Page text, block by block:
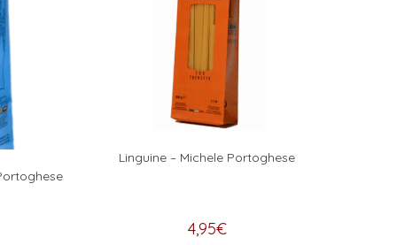
Linguine – Michele Portoghese
4,95€